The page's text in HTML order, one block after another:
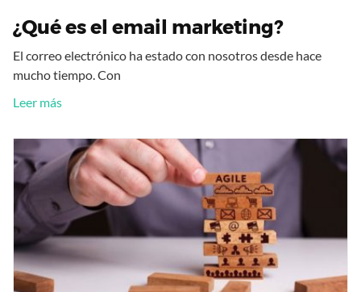
¿Qué es el email marketing?
El correo electrónico ha estado con nosotros desde hace
mucho tiempo. Con
Leer más